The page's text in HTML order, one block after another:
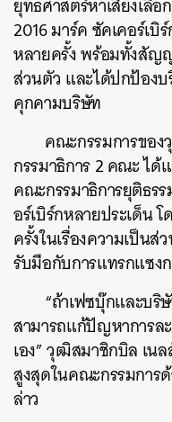
2016 มาร์ค ซัคเคอร์เ
หลายครั้ง พร้อมทั้งสัญ
ส่วนตัว และได้ปกป้อง
คุกคามบริษัท
คณะกรรมการขอ
กรรมาธิการ 2 คณะ ได้
คณะกรรมาธิการยุติธร
อร์เบิร์กหลายประเด็น
ครั้งในเรื่องความเป็น
รับมือกับการแทรกแซง
“ถ้าเฟซบุ๊กและบริ
สามารถแก้ปัญหาการล
เอง” วุฒิสมาชิกบิล เน
สูงสุดในคณะกรรมการ
ล่าว